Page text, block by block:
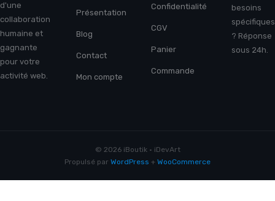
d'une
collaboration
humaine et
gagnante
pour votre
activité web.
Présentation
Blog
Contact
Mon compte
Confidentialité
CGV
Panier
Commande
besoins
spécifiques
? Réponse
sous 24h.
© 2026 iBoutik · iDevArt
Propulsé par WordPress + WooCommerce